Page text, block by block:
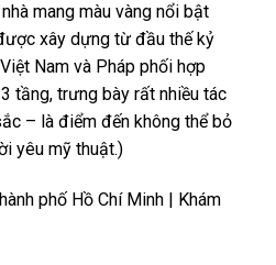
mang màu vàng nổi bật
xây dựng từ đầu thế kỷ
Nam và Pháp phối hợp
tầng, trưng bày rất nhiều tác
– là điểm đến không thể bỏ
yêu mỹ thuật.)